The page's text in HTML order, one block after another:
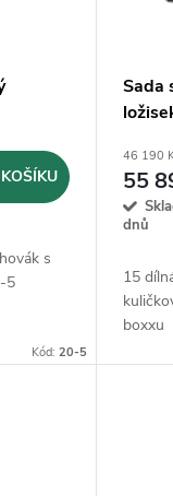
s
5
Kód:20-5
Sada
46 190
55
dnů
15
boxxu